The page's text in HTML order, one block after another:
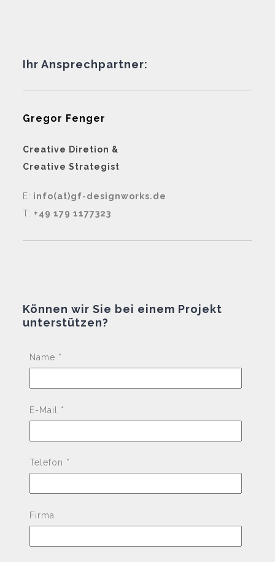
Ihr Ansprechpartner:
Gregor Fenger
Creative Diretion &
Creative Strategist
E: info(at)gf-designworks.de
T: +49 179 1177323
Können wir Sie bei einem Projekt
unterstützen?
Name *
E-Mail *
Telefon *
Firma